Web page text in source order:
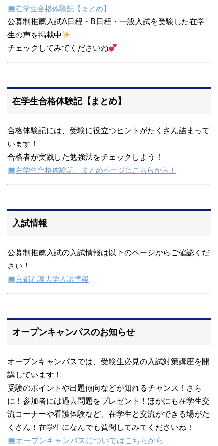
在学生合格体験記【まとめ】
公募制推薦入試A日程・B日程・一般入試を受験した在学
生の声を掲載中
チェックしてみてくださいね
在学生合格体験記【まとめ】
合格体験記には、受験に役立つヒントがたくさん詰まって
います！
合格者が実践した勉強法をチェックしよう！
在学生合格体験記 まとめページはこちらから！
入試情報
公募制推薦入試の入試情報は以下のページからご確認くだ
さい！
京都看護大学入試情報
オープンキャンパスのお知らせ
オープンキャンパスでは、受験生必見の入試対策講座を開
講しています！
受験のポイントや出題傾向などが知れるチャンス！さら
に！参加者には過去問題をプレゼント！ほかにも在学生交
流コーナーや看護体験など、在学生と交流ができる場がた
くさん！在学生になんでも質問してみてくださいね！
オープンキャンパスについてはこちらから